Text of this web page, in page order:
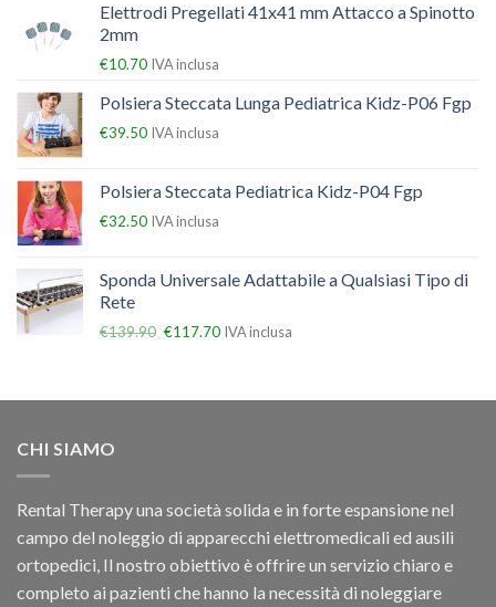
Elettrodi Pregellati 41x41 mm Attacco a Spinotto
2mm
€10.70 IVA inclusa
Polsiera Steccata Lunga Pediatrica Kidz-P06 Fgp
€39.50 IVA inclusa
Polsiera Steccata Pediatrica Kidz-P04 Fgp
€32.50 IVA inclusa
Sponda Universale Adattabile a Qualsiasi Tipo di
Rete
€139.90 €117.70 IVA inclusa
CHI SIAMO
Rental Therapy una società solida e in forte espansione nel
campo del noleggio di apparecchi elettromedicali ed ausili
ortopedici, Il nostro obiettivo è offrire un servizio chiaro e
completo ai pazienti che hanno la necessità di noleggiare